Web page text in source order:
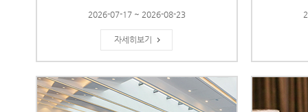
2026-07-17 ~ 2026-08-23
자세히보기